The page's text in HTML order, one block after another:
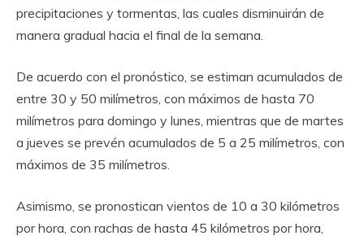
precipitaciones y tormentas, las cuales disminuirán de
manera gradual hacia el final de la semana.
De acuerdo con el pronóstico, se estiman acumulados de
entre 30 y 50 milímetros, con máximos de hasta 70
milímetros para domingo y lunes, mientras que de martes
a jueves se prevén acumulados de 5 a 25 milímetros, con
máximos de 35 milímetros.
Asimismo, se pronostican vientos de 10 a 30 kilómetros
por hora, con rachas de hasta 45 kilómetros por hora,